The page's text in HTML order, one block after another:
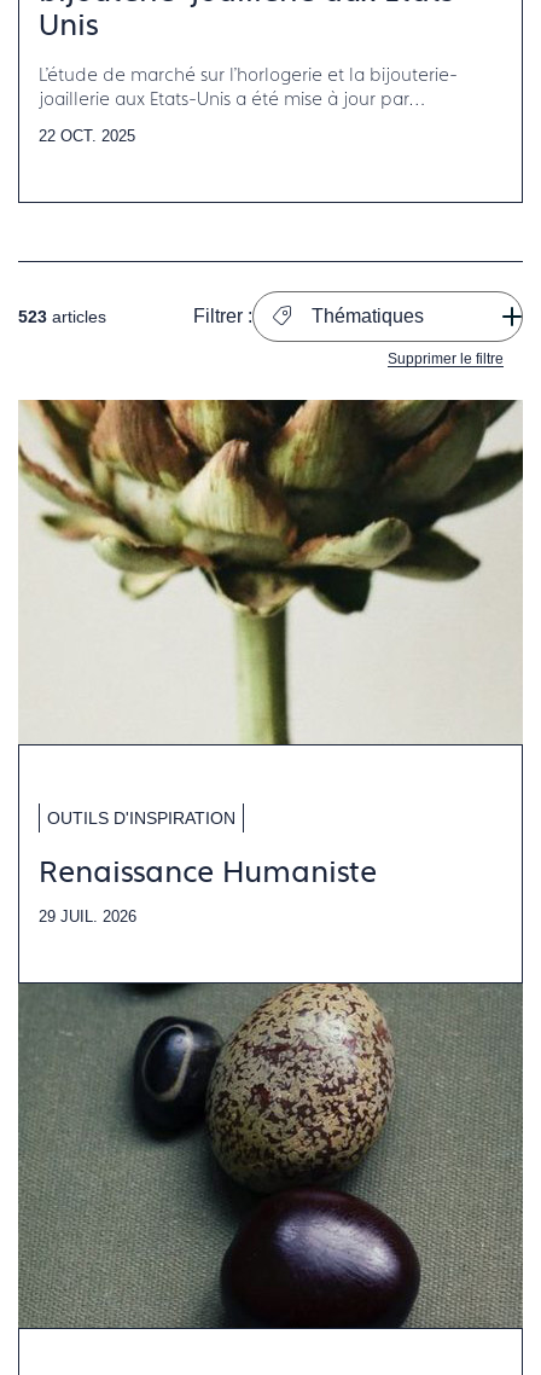
Unis
L'étude de marché sur l'horlogerie et la bijouterie-
joaillerie aux Etats-Unis a été mise à jour par
22 OCT. 2025
523 articles Filtrer : Thématiques
Supprimer le filtre
OUTILS D'INSPIRATION
Renaissance Humaniste
29 JUIL. 2026